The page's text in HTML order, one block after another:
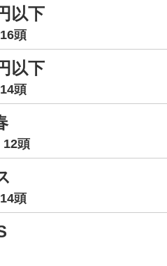
以下
頭
以下
頭
12頭
頭